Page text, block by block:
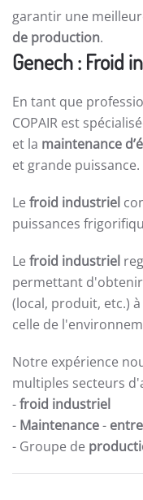
garantir une
de production.
Genech : Froid
En tant que
COPAIR est
et la maintenance
et grande puissance.
Le froid industriel
puissances
Le froid industriel
permettant
(local, produit, etc.)
celle de
Notre expérience
multiples secteurs
-froid industriel
- Maintenance-
- Groupe de